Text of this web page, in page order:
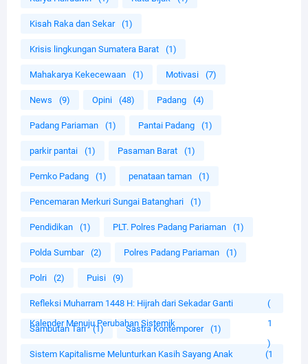
Kisah Raka dan Sekar (1)
Krisis lingkungan Sumatera Barat (1)
Mahakarya Kekecewaan (1) Motivasi (7)
News (9) Opini (48) Padang (4)
Padang Pariaman (1) Pantai Padang (1)
parkir pantai (1) Pasaman Barat (1)
Pemko Padang (1) penataan taman (1)
Pencemaran Merkuri Sungai Batanghari (1)
Pendidikan (1) PLT. Polres Padang Pariaman (1)
Polda Sumbar (2) Polres Padang Pariaman (1)
Polri (2) Puisi (9)
Refleksi Muharram 1448 H: Hijrah dari Sekadar Ganti
Kalender Menuju Perubahan Sistemik
(
1
)
Sambutan Tari (1) Sastra Kontemporer (1)
Sistem Kapitalisme Melunturkan Kasih Sayang Anak
(1